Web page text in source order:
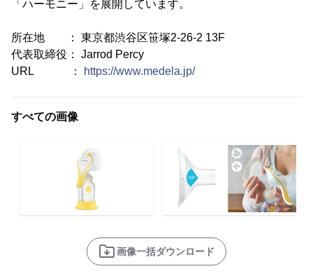
「ハーモニー」を展開しています。
所在地 ： 東京都渋谷区笹塚2-26-2 13F
代表取締役： Jarrod Percy
URL ：
https://www.medela.jp/
すべての画像
画像一括ダウンロード